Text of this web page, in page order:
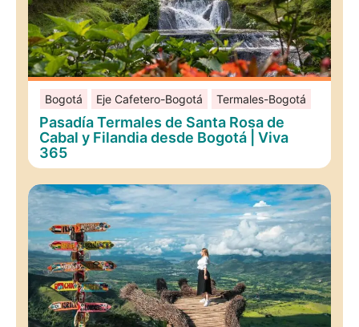
Bogotá Eje Cafetero-Bogotá Termales-Bogotá
Pasadía Termales de Santa Rosa de
Cabal y Filandia desde Bogotá | Viva
365